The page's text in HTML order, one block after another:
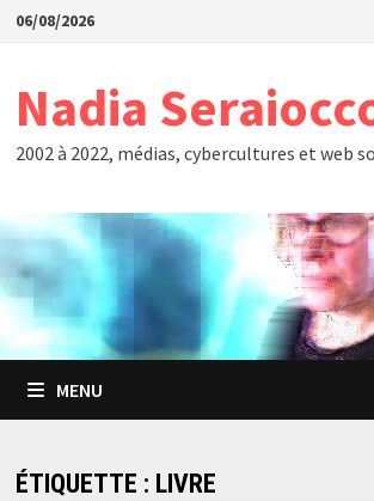
Passer
06/08/2026
Nadia
2002 à 2022, médias, cybercultures et web
MENU
ÉTIQUETTE : LIVRE